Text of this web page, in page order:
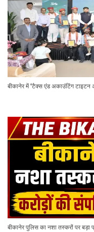
सोहनलाल मेघवाल बने राष्ट्रीय
संभाग प्रभारी
एक अर्जी बाबा के नाम: सच्चे मन से
में होगा भव्य वार्षिक श्री श्याम कीर्तन